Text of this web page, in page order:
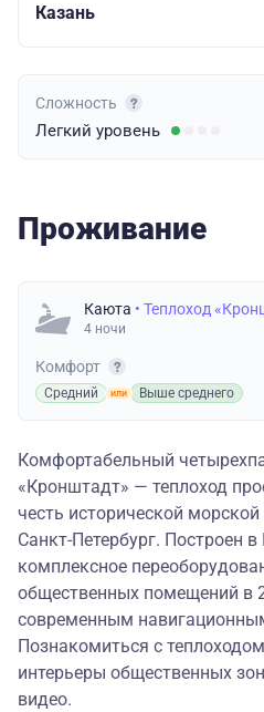
Казань
Сложность
Легкий уровень
Проживание
Каюта • Теплоход
4 ночи
Комфорт
Средний Выше среднего
Комфортабельный
«Кронштадт» — теплоход
честь исторической морской
Санкт-Петербург. Построен
комплексное
общественных помещений в
современным
Познакомиться с
интерьеры общественных
видео.